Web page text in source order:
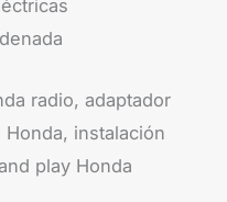
radio, adaptador
instalación
play Honda